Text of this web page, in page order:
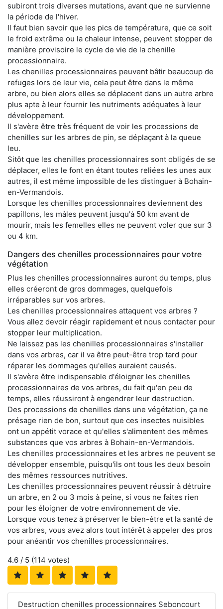
subiront trois diverses mutations, avant que ne survienne
la période de l'hiver.
Il faut bien savoir que les pics de température, que ce soit
le froid extrême ou la chaleur intense, peuvent stopper de
manière provisoire le cycle de vie de la chenille
processionnaire.
Les chenilles processionnaires peuvent bâtir beaucoup de
refuges lors de leur vie, cela peut être dans le même
arbre, ou bien alors elles se déplacent dans un autre arbre
plus apte à leur fournir les nutriments adéquates à leur
développement.
Il s'avère être très fréquent de voir les processions de
chenilles sur les arbres de pin, se déplaçant à la queue
leu.
Sitôt que les chenilles processionnaires sont obligés de se
déplacer, elles le font en étant toutes reliées les unes aux
autres, il est même impossible de les distinguer à Bohain-
en-Vermandois.
Lorsque les chenilles processionnaires deviennent des
papillons, les mâles peuvent jusqu'à 50 km avant de
mourir, mais les femelles elles ne peuvent voler que sur 3
ou 4 km.
Dangers des chenilles processionnaires pour votre
végétation
Plus les chenilles processionnaires auront du temps, plus
elles créeront de gros dommages, quelquefois
irréparables sur vos arbres.
Les chenilles processionnaires attaquent vos arbres ?
Vous allez devoir réagir rapidement et nous contacter pour
stopper leur multiplication.
Ne laissez pas les chenilles processionnaires s'installer
dans vos arbres, car il va être peut-être trop tard pour
réparer les dommages qu'elles auraient causés.
Il s'avère être indispensable d'éloigner les chenilles
processionnaires de vos arbres, du fait qu'en peu de
temps, elles réussiront à engendrer leur destruction.
Des processions de chenilles dans une végétation, ça ne
présage rien de bon, surtout que ces insectes nuisibles
ont un appétit vorace et qu'elles s'alimentent des mêmes
substances que vos arbres à Bohain-en-Vermandois.
Les chenilles processionnaires et les arbres ne peuvent se
développer ensemble, puisqu'ils ont tous les deux besoin
des mêmes ressources nutritives.
Les chenilles processionnaires peuvent réussir à détruire
un arbre, en 2 ou 3 mois à peine, si vous ne faites rien
pour les éloigner de votre environnement de vie.
Lorsque vous tenez à préserver le bien-être et la santé de
vos arbres, vous avez alors tout intérêt à appeler des pros
pour anéantir vos chenilles processionnaires.
4.6 / 5 (114 votes)
Destruction chenilles processionnaires Seboncourt